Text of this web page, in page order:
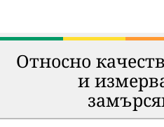
Относно
и